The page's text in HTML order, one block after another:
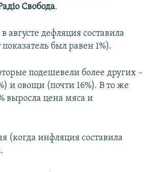
Свобода.
дефляция составила
был равен 1%).
подешевели более других –
и овощи (почти 16%). В то же
выросла цена мяса и
(когда инфляция составила